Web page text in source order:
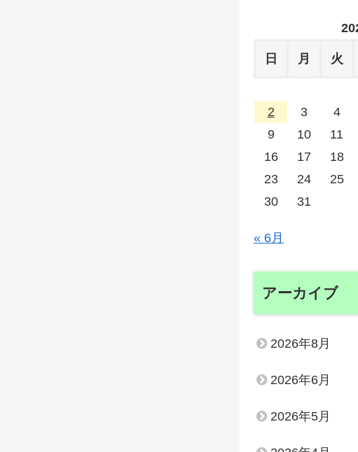
日 月 火
2
3 4
9
10 11
16
17 18
23
24 25
30
31
« 6月
アーカイブ
2026年8月
2026年6月
2026年5月